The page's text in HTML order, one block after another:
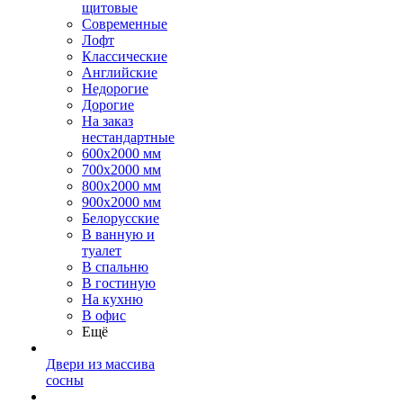
щитовые
Современные
Лофт
Классические
Английские
Недорогие
Дорогие
На заказ
нестандартные
600х2000 мм
700х2000 мм
800х2000 мм
900х2000 мм
Белорусские
В ванную и
туалет
В спальню
В гостиную
На кухню
В офис
Ещё
Двери из массива
сосны